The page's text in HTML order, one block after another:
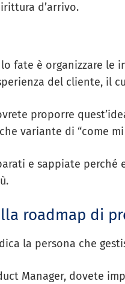
d’arrivo.
fate è organizzare le
del cliente, il
proporre
variante di “come mi
e sappiate
roadmap di
la persona che
Manager, dovete